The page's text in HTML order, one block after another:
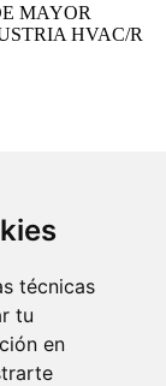
técnicas
tu
en
MAYOR
HVAC/R